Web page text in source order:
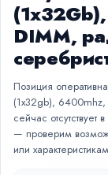
DIMM,
Позиция
(1x32gb),
сейчас
— проверим
или